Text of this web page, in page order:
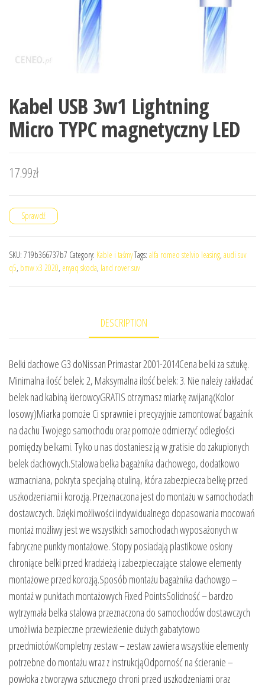
Kabel USB 3w1 Lightning
Micro TYPC magnetyczny LED
17.99zł
Sprawdź
SKU: 719b366737b7 Category: Kable i taśmyTags: alfa romeo stelvio leasing, audi suv
q5, bmw x3 2020, enyaq skoda, land rover suv
DESCRIPTION
Belki dachowe G3 doNissan Primastar 2001-2014Cena belki za sztukę.
Minimalna ilość belek: 2, Maksymalna ilość belek: 3. Nie należy zakładać
belek nad kabiną kierowcyGRATIS otrzymasz miarkę zwijaną(Kolor
losowy)Miarka pomoże Ci sprawnie i precyzyjnie zamontować bagażnik
na dachu Twojego samochodu oraz pomoże odmierzyć odległości
pomiędzy belkami. Tylko u nas dostaniesz ją w gratisie do zakupionych
belek dachowych.Stalowa belka bagażnika dachowego, dodatkowo
wzmacniana, pokryta specjalną otuliną, która zabezpiecza belkę przed
uszkodzeniami i korozją. Przeznaczona jest do montażu w samochodach
dostawczych. Dzięki możliwości indywidualnego dopasowania mocowań
montaż możliwy jest we wszystkich samochodach wyposażonych w
fabryczne punkty montażowe. Stopy posiadają plastikowe osłony
chroniące belki przed kradzieżą i zabezpieczające stalowe elementy
montażowe przed korozją.Sposób montażu bagażnika dachowgo –
montaż w punktach montażowych Fixed PointsSolidność – bardzo
wytrzymała belka stalowa przeznaczona do samochodów dostawczych
umożliwia bezpieczne przewiezienie dużych gabatytowo
przedmiotówKompletny zestaw – zestaw zawiera wszystkie elementy
potrzebne do montażu wraz z instrukcjąOdporność na ścieranie –
powłoka z tworzywa sztucznego chroni przed uszkodzeniami oraz